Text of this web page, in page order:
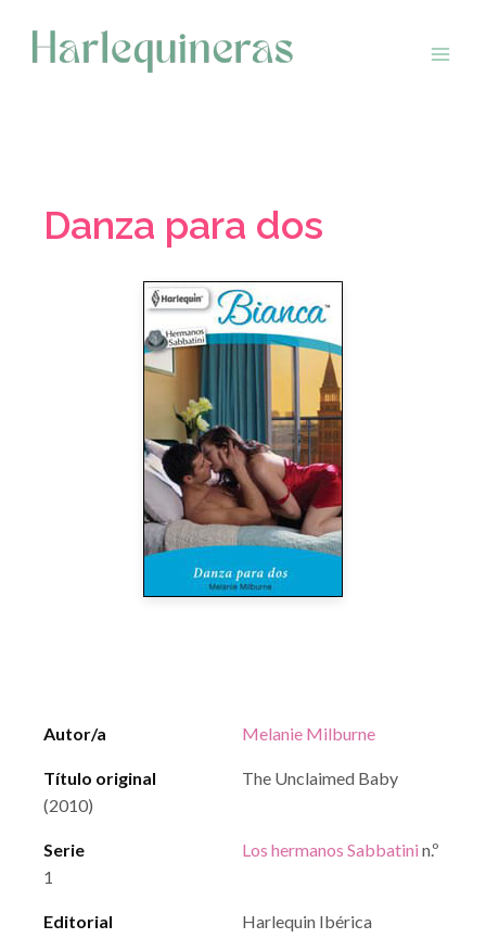
contenido
Danza para dos
Autor/a Melanie Milburne
Título original
The Unclaimed Baby
(2010)
Serie Los hermanos Sabbatini n.º
1
Editorial Harlequin Ibérica